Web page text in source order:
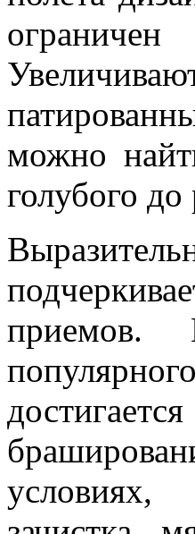
можно
голубого
приемов.
условиях,